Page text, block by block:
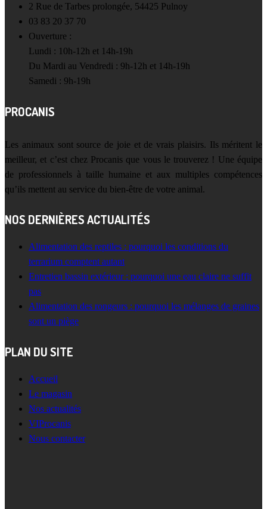
2 Rue de Tarbes prolongée, 54425 Pulnoy
03 83 20 37 70
Ouverture :
Lundi : 10h-12h et 14h-19h
Du Mardi au Vendredi : 9h-12h et 14h-19h
Samedi : 9h-19h
PROCANIS
Les animaux sont source de joie et de vrais plaisirs. Ils méritent le
meilleur, et c’est chez Procanis que vous le trouverez ! Une équipe
de professionnels à taille humaine et aux multiples compétences
qu’ils mettent au service du bien-être de votre animal.
NOS DERNIÈRES ACTUALITÉS
Alimentation des reptiles : pourquoi les conditions du
terrarium comptent autant
Entretien bassin extérieur : pourquoi une eau claire ne suffit
pas
Alimentation des rongeurs : pourquoi les mélanges de graines
sont un piège
PLAN DU SITE
Accueil
Le magasin
Nos actualités
VIProcanis
Nous contacter